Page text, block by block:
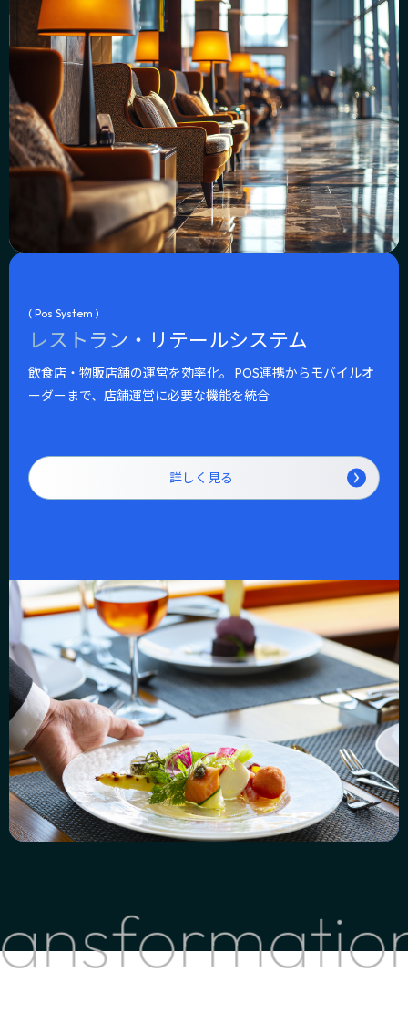
( Pos System )
レストラン・リテールシステム
飲食店・物販店舗の運営を効率化。 POS連携からモバイルオ
ーダーまで、店舗運営に必要な機能を統合
詳しく見る